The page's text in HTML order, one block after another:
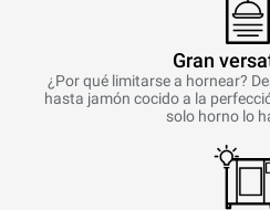
Gran
¿Por qué limitarse a hornear?
hasta jamón cocido a la
solo horno lo